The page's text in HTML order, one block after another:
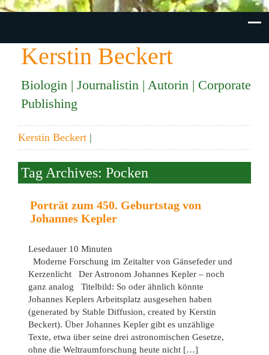
Kerstin Beckert
Biologin | Journalistin | Autorin | Corporate
Publishing
Kerstin Beckert |
Tag Archives: Pocken
Porträt zum 450. Geburtstag von
Johannes Kepler
Lesedauer 10 Minuten
Moderne Forschung im Zeitalter von Gänsefeder und
Kerzenlicht Der Astronom Johannes Kepler – noch
ganz analog Titelbild: So oder ähnlich könnte
Johannes Keplers Arbeitsplatz ausgesehen haben
(generated by Stable Diffusion, created by Kerstin
Beckert). Über Johannes Kepler gibt es unzählige
Texte, etwa über seine drei astronomischen Gesetze,
ohne die Weltraumforschung heute nicht […]